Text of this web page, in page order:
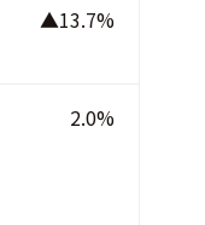
▲13.7%
2.0%